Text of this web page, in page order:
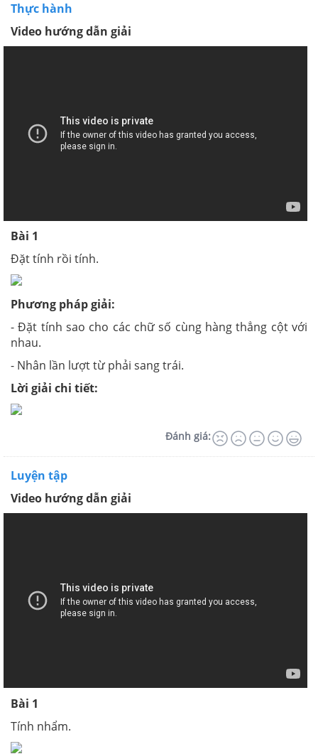
Thực hành
Video hướng dẫn giải
Bài 1
Đặt tính rồi tính.
Phương pháp giải:
- Đặt tính sao cho các chữ số cùng hàng thẳng cột với
nhau.
- Nhân lần lượt từ phải sang trái.
Lời giải chi tiết:
Đánh giá:
Luyện tập
Video hướng dẫn giải
Bài 1
Tính nhẩm.